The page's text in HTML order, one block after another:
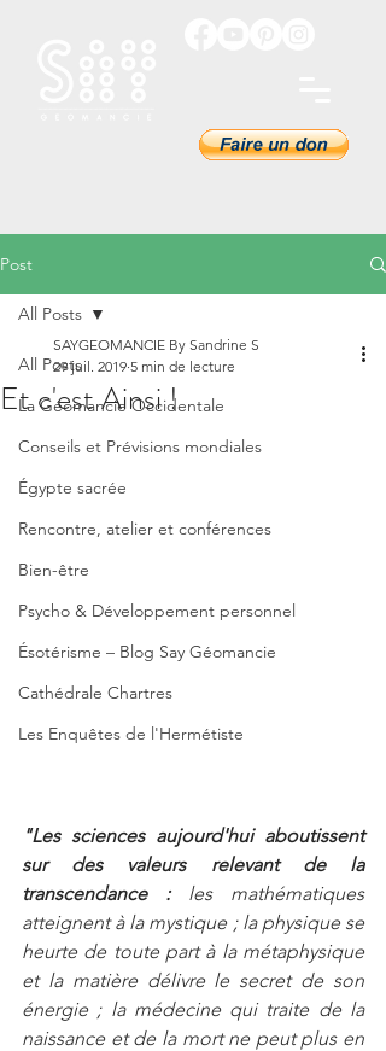
Post
All Posts
La Géomancie Occidentale
Conseils et Prévisions mondiales
Égypte sacrée
Rencontre, atelier et conférences
Bien-être
Psycho & Développement personnel
Ésotérisme – Blog Say Géomancie
Cathédrale Chartres
Les Enquêtes de l'Hermétiste
All Posts
Et c'est Ainsi !
SAYGEOMANCIE By Sandrine S
29 juil. 2019 5 min de lecture
"Les sciences aujourd'hui aboutissent
sur des valeurs relevant de la
transcendance : les mathématiques
atteignent à la mystique ; la physique se
heurte de toute part à la métaphysique
et la matière délivre le secret de son
énergie ; la médecine qui traite de la
naissance et de la mort ne peut plus en